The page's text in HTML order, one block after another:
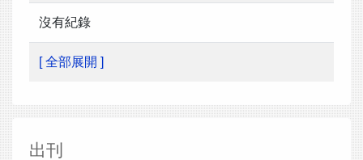
沒有紀錄
[ 全部展開 ]
出刊